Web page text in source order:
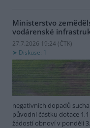
Ministerstvo
vodárenské
27.7.2026 19:24 (ČTK)
Diskuse: 1
negativních dopadů
původní částku dotace
žádostí obnoví v pondělí